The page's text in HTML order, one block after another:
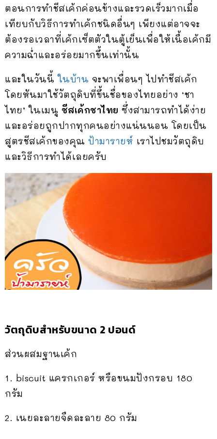
ตอนการทำชีสเค้กค่อนข้างและรวดเร็วมากเมื่อ
เทียบกับวิธีการทำเค้กชนิดอื่นๆ เพียงแต่อาจจะ
ต้องรอเวลาที่เค้กเซ็ตตัวในตู้เย็นเพื่อให้เนื้อเค้กมี
ความฉ่ำและอร่อยมากขึ้นเท่านั้น
และในวันนี้ในบ้าน จะพาเพื่อนๆ ไปทำชีสเค้ก
โดยหันมาใช้วัตถุดิบที่ขึ้นชื่อของไทยอย่าง ‘ชา
ไทย’ ในเมนู ชีสเค้กชาไทย ซึ่งสามารถทำได้ง่าย
และอร่อยถูกปากทุกคนอย่างแน่นนอน โดยเป็น
สูตรชีสเค้กของคุณ ป้ามารายห์ เราไปชมวัตถุดิบ
และวิธีการทำได้เลยครับ
วัตถุดิบสำหรับขนาด 2 ปอนด์
ส่วนผสมฐานเค้ก
1. biscuit แครกเกอร์ หรือขนมปังกรอบ 180
กรัม
2. เนยละลายจืดละลาย 80 กรัม